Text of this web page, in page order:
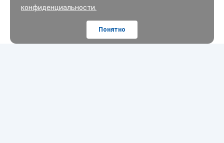
конфиденциальности.
Понятно